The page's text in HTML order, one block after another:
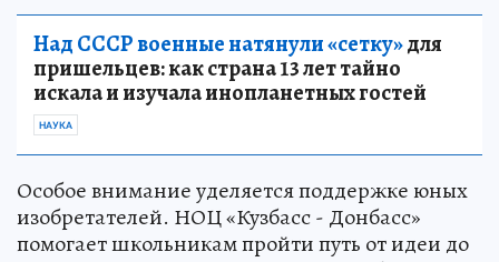
Над СССР военные натянули «сетку»для
пришельцев: как страна 13 лет тайно
искала и изучала инопланетных гостей
НАУКА
Особое внимание уделяется поддержке юных
изобретателей. НОЦ «Кузбасс - Донбасс»
помогает школьникам пройти путь от идеи до